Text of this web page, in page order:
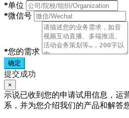
*单位
*微信号
*您的需求
确定
提交成功
×
示说已收到您的申请试用信息，运
系，并为您介绍我们的产品和解答